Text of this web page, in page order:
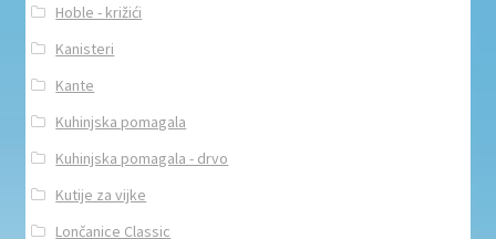
Hoble - križići
Kanisteri
Kante
Kuhinjska pomagala
Kuhinjska pomagala - drvo
Kutije za vijke
Lončanice Classic